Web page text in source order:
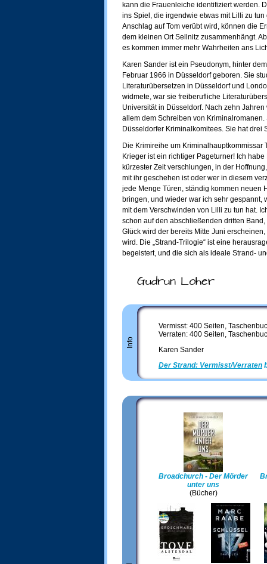
kann die Frauenleiche identifiziert werden.
ins Spiel, die irgendwie etwas mit Lilli zu
Anschlag auf Tom verübt wird, können die
dem kleinen Ort Sellnitz zusammenhängt.
es kommen immer mehr Wahrheiten ans
Karen Sander ist ein Pseudonym, hinter
Februar 1966 in Düsseldorf geboren. Sie
Literaturübersetzen in Düsseldorf und
widmete, war sie freiberufliche
Universität in Düsseldorf. Nach zehn
allem dem Schreiben von
Düsseldorfer Kriminalkomitees. Sie hat
Die Krimireihe um
Krieger ist ein richtiger Pageturner! Ich
kürzester Zeit verschlungen, in der
mit ihr geschehen ist oder wer in diesem
jede Menge Türen, ständig kommen neuen
bringen, und wieder war ich sehr
mit dem Verschwinden von Lilli zu tun hat.
schon auf den abschließenden dritten
Glück wird der bereits Mitte Juni
wird. Die „Strand-Trilogie“ ist eine
begeistert, und die sich als ideale Strand-
Gudrun Loher
Info
Vermisst: 400 Seiten,
Verraten: 400 Seiten,
Karen Sander
Der Strand: Vermisst/Verraten
Broadchurch - Der Mörder
unter uns
(Bücher)